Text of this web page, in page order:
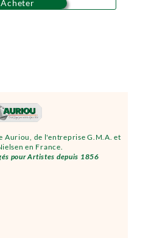
Auriou, de l'entreprise G.M.A. et
en France.
pour Artistes depuis 1856
Acheter